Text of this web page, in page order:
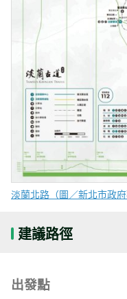
淡蘭北路（圖／新北市政府
建議路徑
出發點